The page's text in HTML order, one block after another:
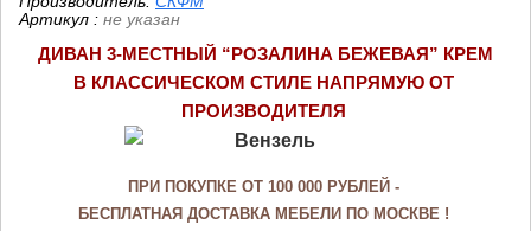
Артикул : не указан
ДИВАН 3-МЕСТНЫЙ “РОЗАЛИНА БЕЖЕВАЯ” КРЕМ
В КЛАССИЧЕСКОМ СТИЛЕ НАПРЯМУЮ ОТ
ПРОИЗВОДИТЕЛЯ
ПРИ ПОКУПКЕ ОТ 100 000 РУБЛЕЙ -
БЕСПЛАТНАЯ ДОСТАВКА МЕБЕЛИ ПО МОСКВЕ !